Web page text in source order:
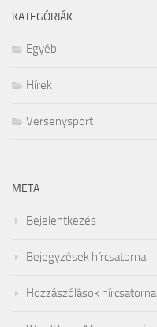
KATEGÓRIÁK
Egyéb
Hírek
Versenysport
META
Bejelentkezés
Bejegyzések hírcsatorna
Hozzászólások hírcsatorna